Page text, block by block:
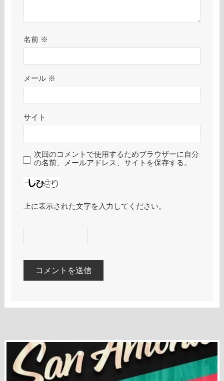
名前 ※
メール ※
サイト
次回のコメントで使用するためブラウザーに自分
の名前、メールアドレス、サイトを保存する。
上に表示された文字を入力してください。